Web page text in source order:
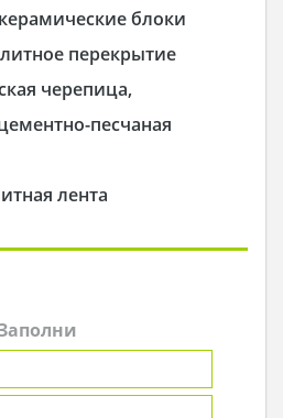
блоки
перекрытие
черепица,
песчаная
лента